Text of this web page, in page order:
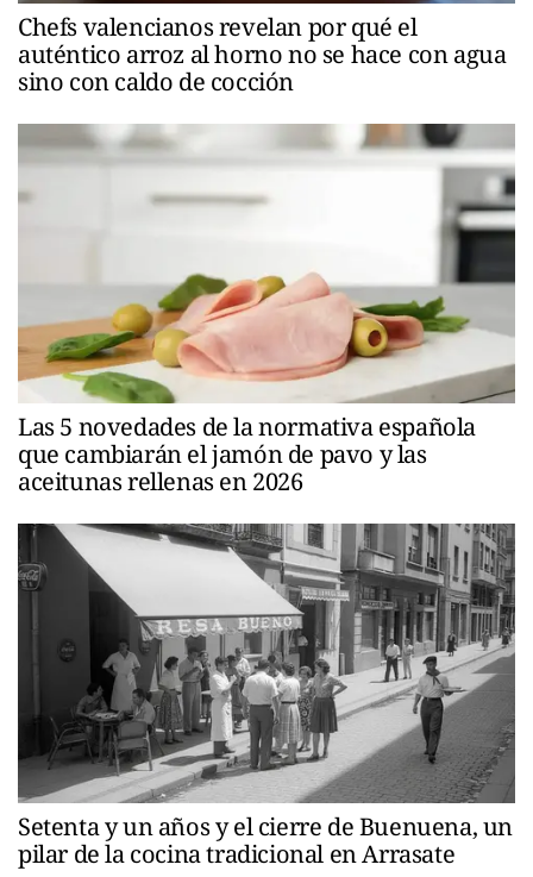
Chefs valencianos revelan por qué el
auténtico arroz al horno no se hace con agua
sino con caldo de cocción
Las 5 novedades de la normativa española
que cambiarán el jamón de pavo y las
aceitunas rellenas en 2026
Setenta y un años y el cierre de Buenuena, un
pilar de la cocina tradicional en Arrasate